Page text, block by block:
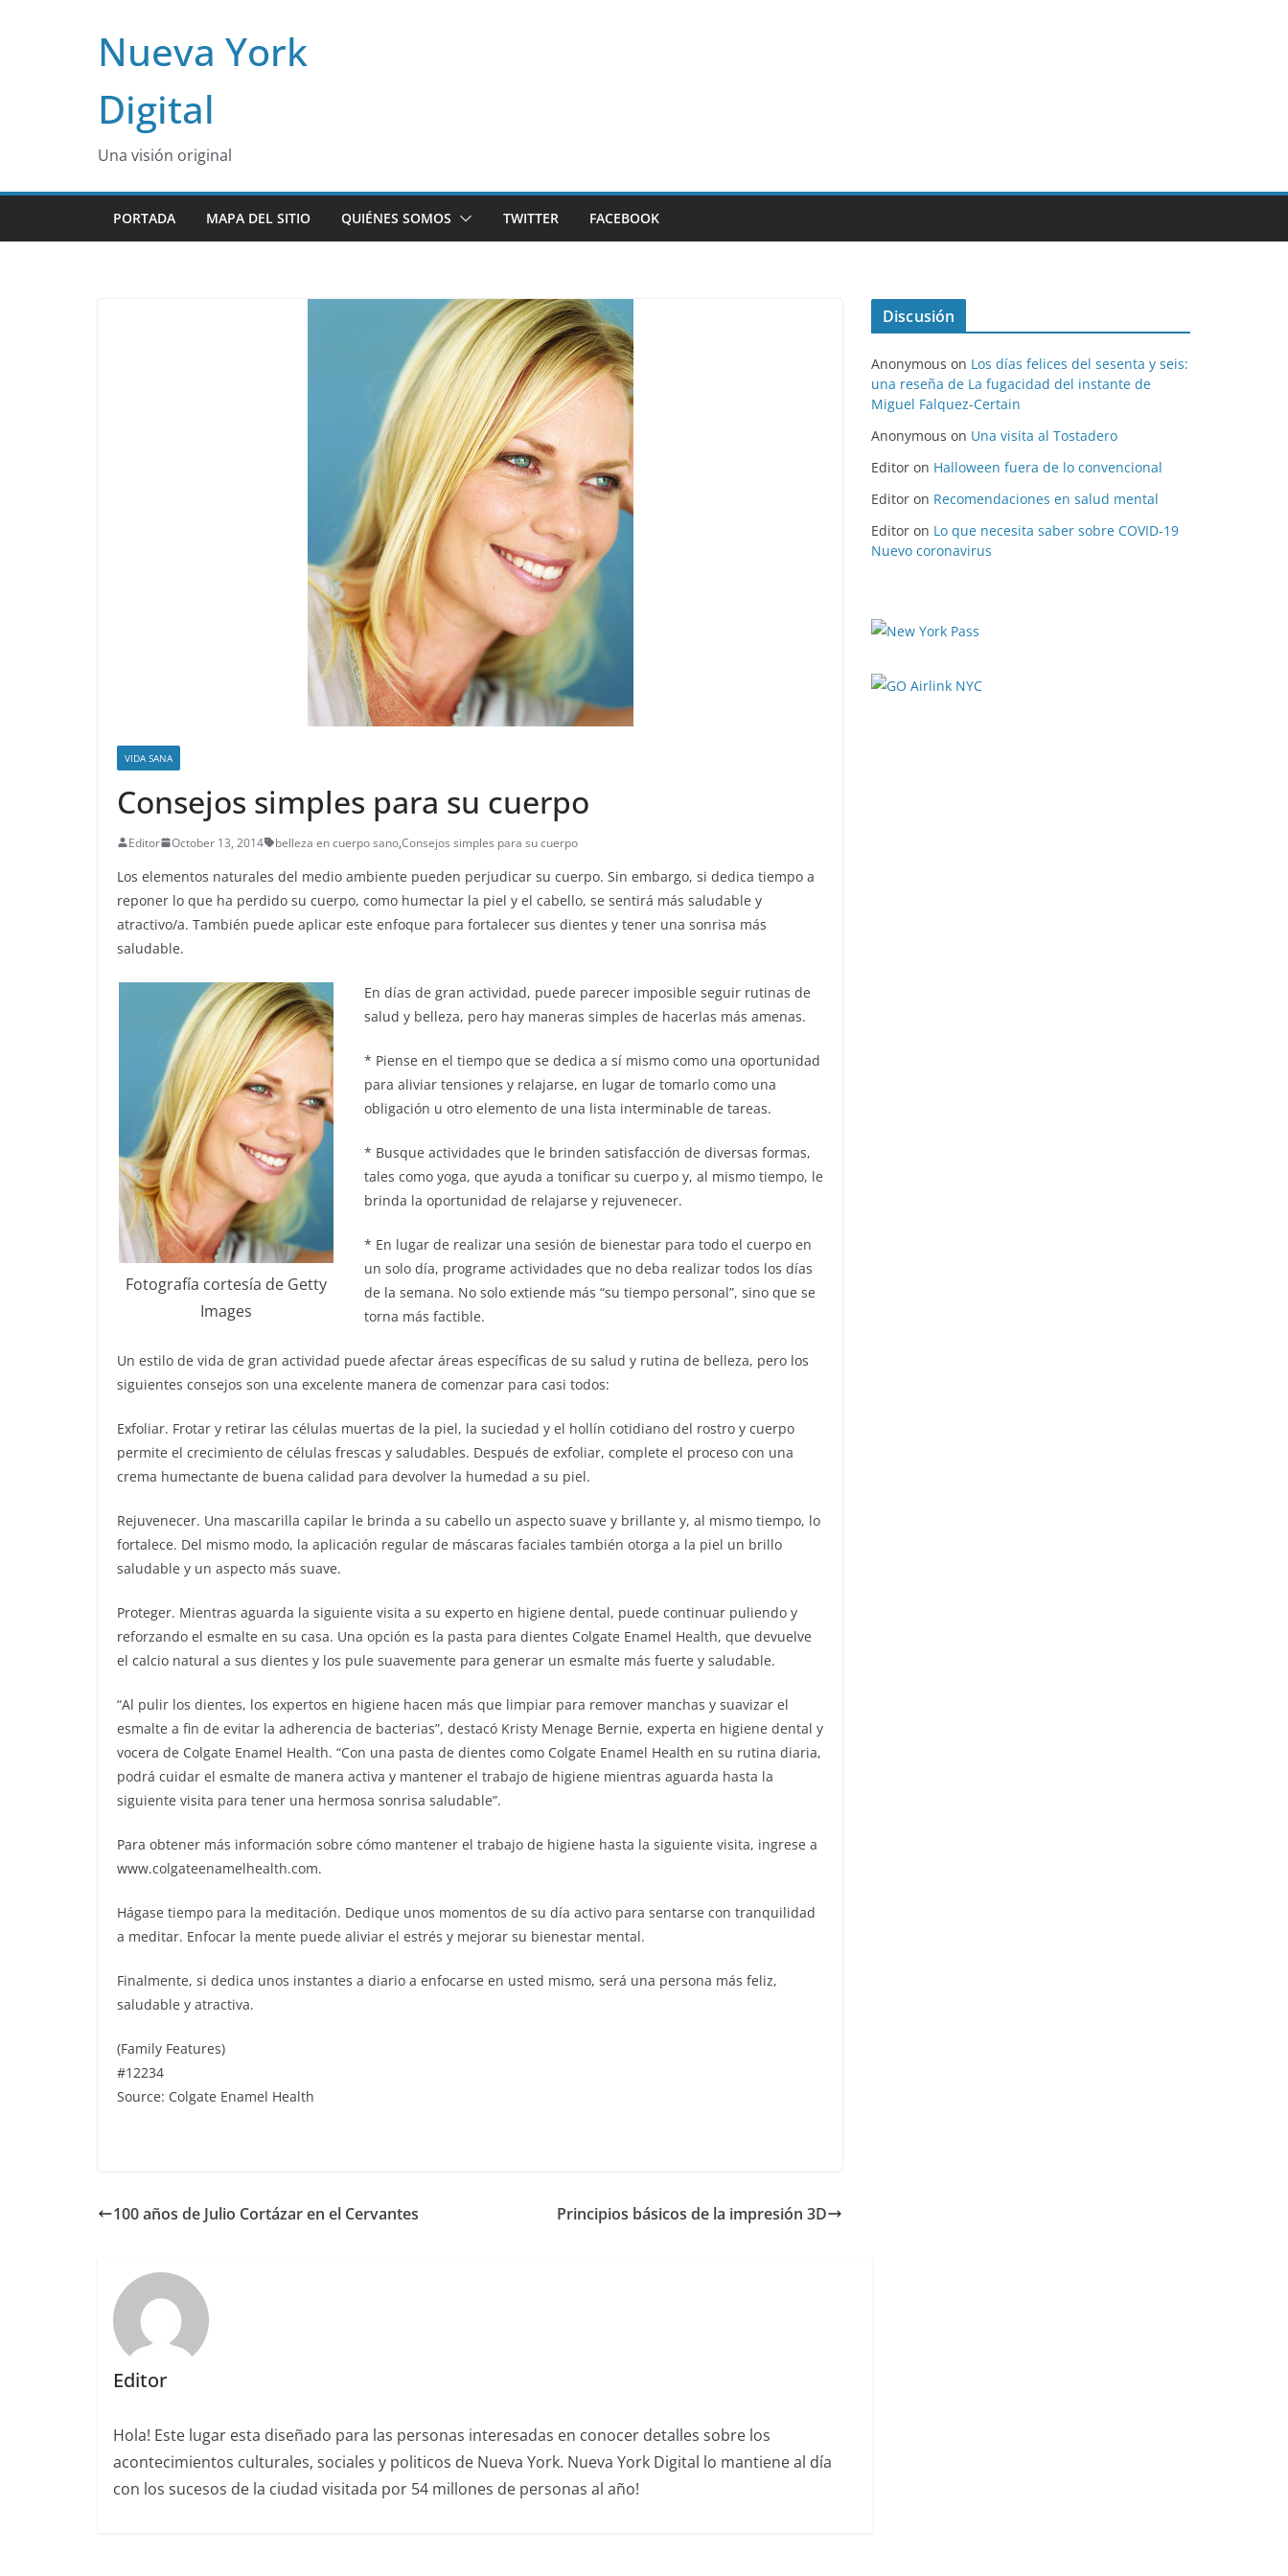
Nueva York
Digital
Una visión original
PORTADA MAPA DEL SITIO QUIÉNES SOMOS TWITTER FACEBOOK
VIDA SANA
Consejos simples para su cuerpo
Editor October 13, 2014 belleza en cuerpo sano,Consejos simples para su cuerpo
Los elementos naturales del medio ambiente pueden perjudicar su cuerpo. Sin embargo, si dedica tiempo a
reponer lo que ha perdido su cuerpo, como humectar la piel y el cabello, se sentirá más saludable y
atractivo/a. También puede aplicar este enfoque para fortalecer sus dientes y tener una sonrisa más
saludable.
Fotografía cortesía de Getty
Images
En días de gran actividad, puede parecer imposible seguir rutinas de
salud y belleza, pero hay maneras simples de hacerlas más amenas.
* Piense en el tiempo que se dedica a sí mismo como una oportunidad
para aliviar tensiones y relajarse, en lugar de tomarlo como una
obligación u otro elemento de una lista interminable de tareas.
* Busque actividades que le brinden satisfacción de diversas formas,
tales como yoga, que ayuda a tonificar su cuerpo y, al mismo tiempo, le
brinda la oportunidad de relajarse y rejuvenecer.
* En lugar de realizar una sesión de bienestar para todo el cuerpo en
un solo día, programe actividades que no deba realizar todos los días
de la semana. No solo extiende más “su tiempo personal”, sino que se
torna más factible.
Un estilo de vida de gran actividad puede afectar áreas específicas de su salud y rutina de belleza, pero los
siguientes consejos son una excelente manera de comenzar para casi todos:
Exfoliar. Frotar y retirar las células muertas de la piel, la suciedad y el hollín cotidiano del rostro y cuerpo
permite el crecimiento de células frescas y saludables. Después de exfoliar, complete el proceso con una
crema humectante de buena calidad para devolver la humedad a su piel.
Rejuvenecer. Una mascarilla capilar le brinda a su cabello un aspecto suave y brillante y, al mismo tiempo, lo
fortalece. Del mismo modo, la aplicación regular de máscaras faciales también otorga a la piel un brillo
saludable y un aspecto más suave.
Proteger. Mientras aguarda la siguiente visita a su experto en higiene dental, puede continuar puliendo y
reforzando el esmalte en su casa. Una opción es la pasta para dientes Colgate Enamel Health, que devuelve
el calcio natural a sus dientes y los pule suavemente para generar un esmalte más fuerte y saludable.
“Al pulir los dientes, los expertos en higiene hacen más que limpiar para remover manchas y suavizar el
esmalte a fin de evitar la adherencia de bacterias”, destacó Kristy Menage Bernie, experta en higiene dental y
vocera de Colgate Enamel Health. “Con una pasta de dientes como Colgate Enamel Health en su rutina diaria,
podrá cuidar el esmalte de manera activa y mantener el trabajo de higiene mientras aguarda hasta la
siguiente visita para tener una hermosa sonrisa saludable”.
Para obtener más información sobre cómo mantener el trabajo de higiene hasta la siguiente visita, ingrese a
www.colgateenamelhealth.com.
Hágase tiempo para la meditación. Dedique unos momentos de su día activo para sentarse con tranquilidad
a meditar. Enfocar la mente puede aliviar el estrés y mejorar su bienestar mental.
Finalmente, si dedica unos instantes a diario a enfocarse en usted mismo, será una persona más feliz,
saludable y atractiva.
(Family Features)
#12234
Source: Colgate Enamel Health
100 años de Julio Cortázar en el Cervantes Principios básicos de la impresión 3D
Editor
Hola! Este lugar esta diseñado para las personas interesadas en conocer detalles sobre los
acontecimientos culturales, sociales y politicos de Nueva York. Nueva York Digital lo mantiene al día
con los sucesos de la ciudad visitada por 54 millones de personas al año!
Discusión
Anonymous on Los días felices del sesenta y seis:
una reseña de La fugacidad del instante de
Miguel Falquez-Certain
Anonymous on Una visita al Tostadero
Editor on Halloween fuera de lo convencional
Editor on Recomendaciones en salud mental
Editor on Lo que necesita saber sobre COVID-19
Nuevo coronavirus